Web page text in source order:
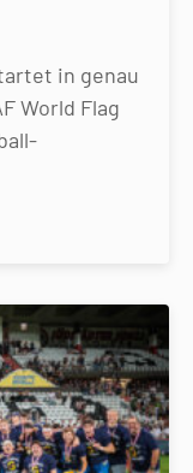
in genau
World Flag